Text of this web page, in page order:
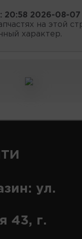
20:58 2026-08-07
на этой
характер.
ул.
43, г.